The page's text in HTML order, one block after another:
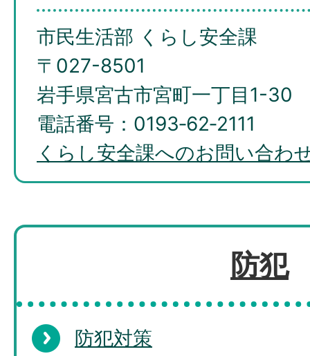
市民生活部 くらし安全課
〒027-8501
岩手県宮古市宮町一丁目1-30
電話番号：0193‐62‐2111
くらし安全課へのお問い合わ
防犯
防犯対策